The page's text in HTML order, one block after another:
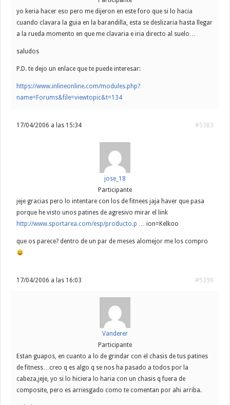
yo keria hacer eso pero me dijeron en este foro que si lo hacia
cuando clavara la guia en la barandilla, esta se deslizaria hasta llegar
a la rueda momento en que me clavaria e iria directo al suelo…
saludos
P.D. te dejo un enlace que te puede interesar:
https://www.inlineonline.com/modules.php?
name=Forums&file=viewtopic&t=134
17/04/2006 a las 15:34 #5383
jose_18
Participante
jeje gracias pero lo intentare con los de fitnees jaja haver que pasa
porque he visto unos patines de agresivo mirar el link
http://www.sportarea.com/esp/producto.p … ion=Kelkoo
que os parece? dentro de un par de meses alomejor me los compro
17/04/2006 a las 16:03 #5390
Vanderer
Participante
Estan guapos, en cuanto a lo de grindar con el chasis de tus patines
de fitness…creo q es algo q se nos ha pasado a todos por la
cabeza,jeje, yo si lo hiciera lo haria con un chasis q fuera de
composite, pero es arriesgado como te comentan por ahi arriba.